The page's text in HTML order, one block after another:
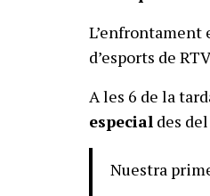
L’enfrontament
d’esports de
A les 6 de la
especial des
Nuestra